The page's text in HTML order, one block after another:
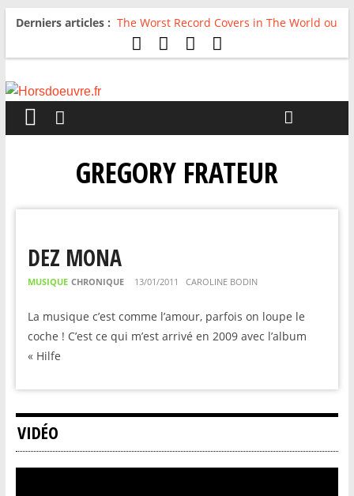
Derniers articles : The Worst Record Covers in The World ou
Comment rire du pire
Avril 2026 : C’est dans les vieux pots
For The First Time, Again : Tyler Ballgame
GREGORY FRATEUR
DEZ MONA
MUSIQUE CHRONIQUE 13/01/2011 CAROLINE BODIN
La musique c’est comme l’amour, parfois on loupe le
coche ! C’est ce qui m’est arrivé en 2009 avec l’album
« Hilfe
VIDÉO